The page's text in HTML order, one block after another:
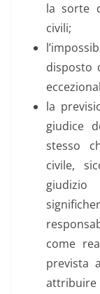
la sorte
civili;
disposto
la
giudice
stesso
civile,
come
prevista